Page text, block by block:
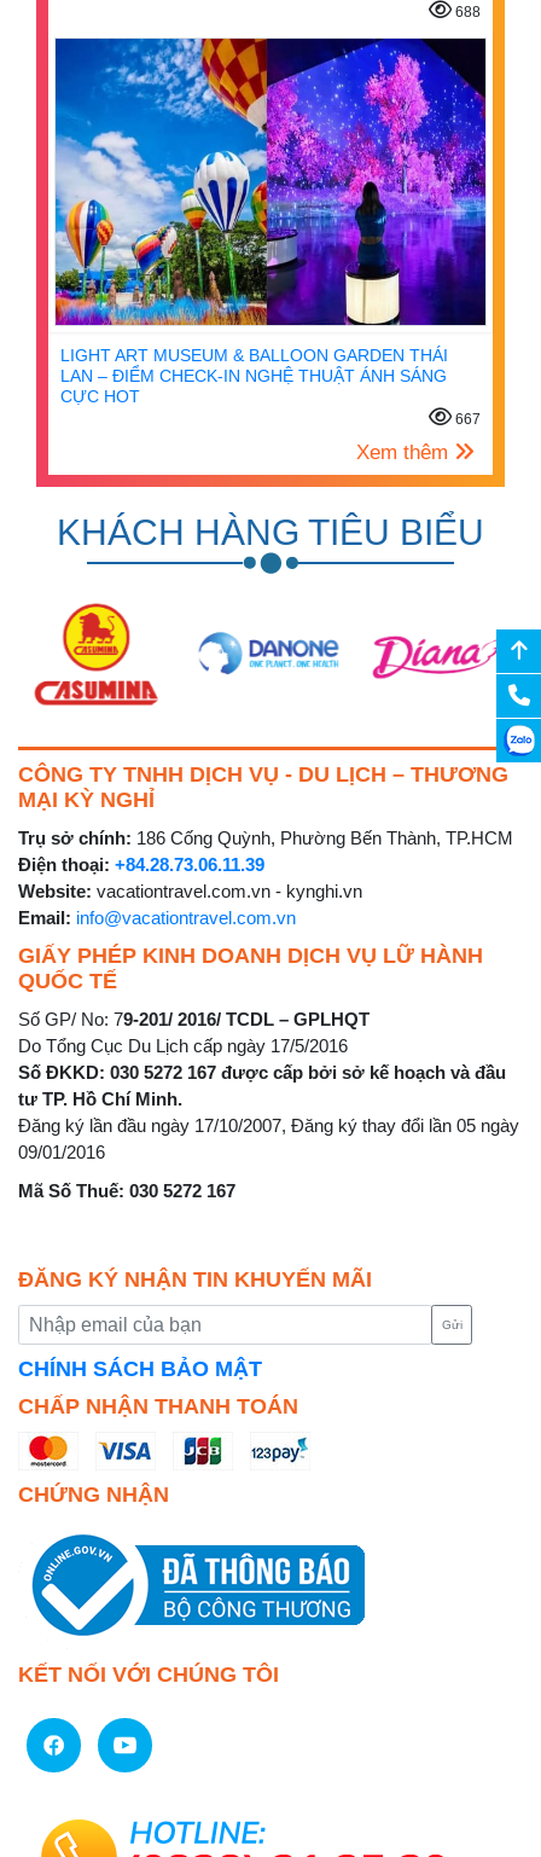
688
LIGHT ART MUSEUM & BALLOON GARDEN THÁI
LAN – ĐIỂM CHECK-IN NGHỆ THUẬT ÁNH SÁNG
CỰC HOT
667
Xem thêm
KHÁCH HÀNG TIÊU BIỂU
CÔNG TY TNHH DỊCH VỤ - DU LỊCH – THƯƠNG
MẠI KỲ NGHỈ
Trụ sở chính: 186 Cống Quỳnh, Phường Bến Thành, TP.HCM
Điện thoại: +84.28.73.06.11.39
Website: vacationtravel.com.vn - kynghi.vn
Email: info@vacationtravel.com.vn
GIẤY PHÉP KINH DOANH DỊCH VỤ LỮ HÀNH
QUỐC TẾ
Số GP/ No: 79-201/ 2016/ TCDL – GPLHQT
Do Tổng Cục Du Lịch cấp ngày 17/5/2016
Số ĐKKD: 030 5272 167 được cấp bởi sở kế hoạch và đầu
tư TP. Hồ Chí Minh.
Đăng ký lần đầu ngày 17/10/2007, Đăng ký thay đổi lần 05 ngày
09/01/2016
Mã Số Thuế: 030 5272 167
ĐĂNG KÝ NHẬN TIN KHUYẾN MÃI
Gửi
CHÍNH SÁCH BẢO MẬT
CHẤP NHẬN THANH TOÁN
CHỨNG NHẬN
KẾT NỐI VỚI CHÚNG TÔI